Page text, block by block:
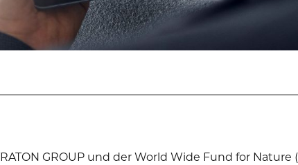
GROUP und der World Wide Fund for